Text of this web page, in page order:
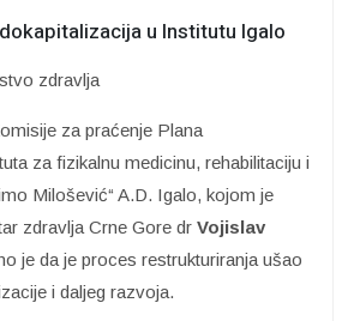
u Institutu Igalo
zdravlja
za praćenje Plana
za fizikalnu medicinu, rehabilitaciju i
Milošević“ A.D. Igalo, kojom je
zdravlja Crne Gore dr Vojislav
je da je proces restrukturiranja ušao
i daljeg razvoja.